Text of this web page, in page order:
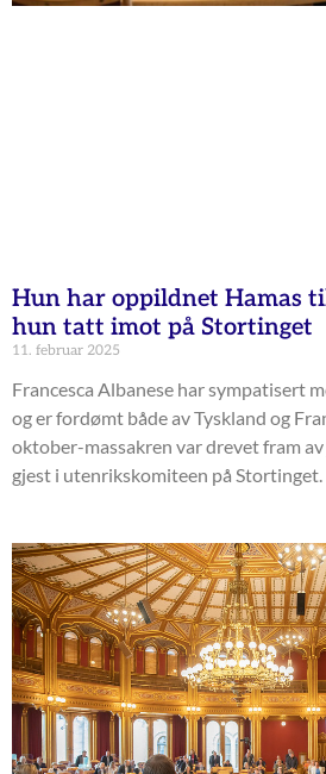
Hun har oppildnet Hamas
hun tatt imot på Stortinget
11. februar 2025
Francesca Albanese har sympatisert
og er fordømt både av Tyskland og
oktober-massakren var drevet fram
gjest i utenrikskomiteen på Stortinget.